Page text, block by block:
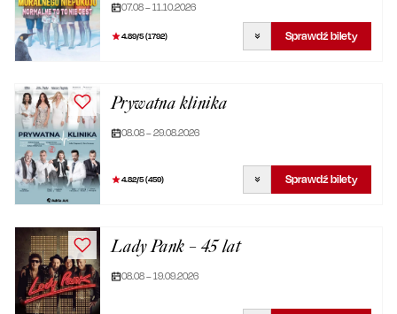
07.08 – 11.10.2026
4.89/5 (1792) Sprawdź bilety
Prywatna klinika
08.08 – 29.08.2026
4.82/5 (459) Sprawdź bilety
Lady Pank – 45 lat
08.08 – 19.09.2026